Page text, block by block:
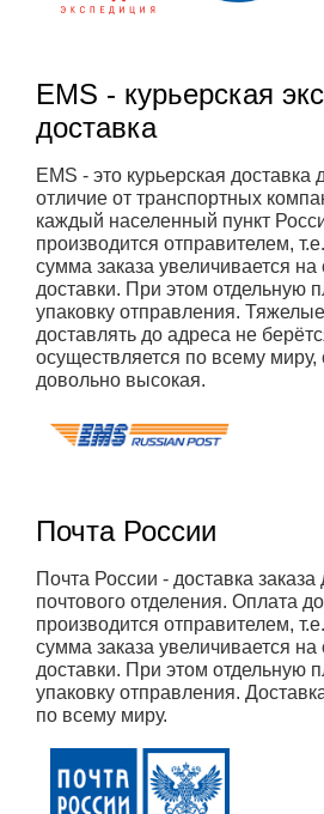
EMS - курьерская
доставка
EMS - это курьерская
отличие от транспортных
каждый населенный пункт
производится отправителем,
сумма заказа увеличивается на
доставки. При этом отдельную
упаковку отправления.
доставлять до адреса не
осуществляется по всему миру,
довольно высокая.
Почта России
Почта России - доставка
почтового отделения. Оплата
производится отправителем,
сумма заказа увеличивается на
доставки. При этом отдельную
упаковку отправления.
по всему миру.